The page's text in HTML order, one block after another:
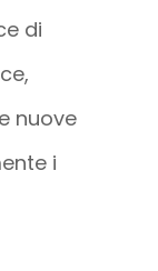
di
nuove
i